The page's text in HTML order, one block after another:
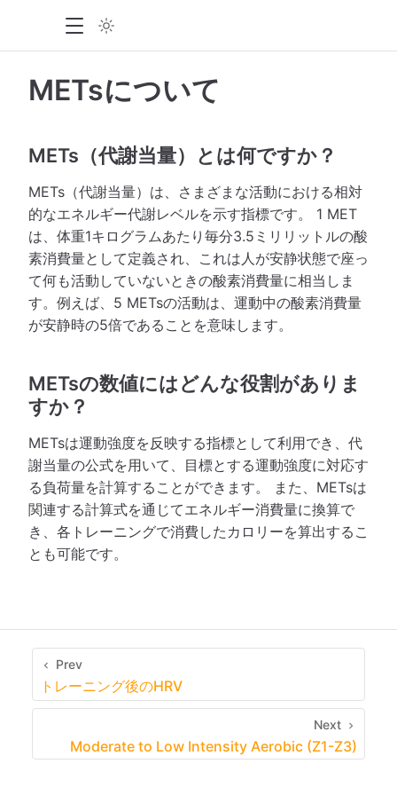
METsについて
METs（代謝当量）とは何ですか？
METs（代謝当量）は、さまざまな活動における相対
的なエネルギー代謝レベルを示す指標です。 1 MET
は、体重1キログラムあたり毎分3.5ミリリットルの酸
素消費量として定義され、これは人が安静状態で座っ
て何も活動していないときの酸素消費量に相当しま
す。例えば、5 METsの活動は、運動中の酸素消費量
が安静時の5倍であることを意味します。
METsの数値にはどんな役割がありま
すか？
METsは運動強度を反映する指標として利用でき、代
謝当量の公式を用いて、目標とする運動強度に対応す
る負荷量を計算することができます。 また、METsは
関連する計算式を通じてエネルギー消費量に換算で
き、各トレーニングで消費したカロリーを算出するこ
とも可能です。
Prev
トレーニング後のHRV
Next
Moderate to Low Intensity Aerobic (Z1-Z3)